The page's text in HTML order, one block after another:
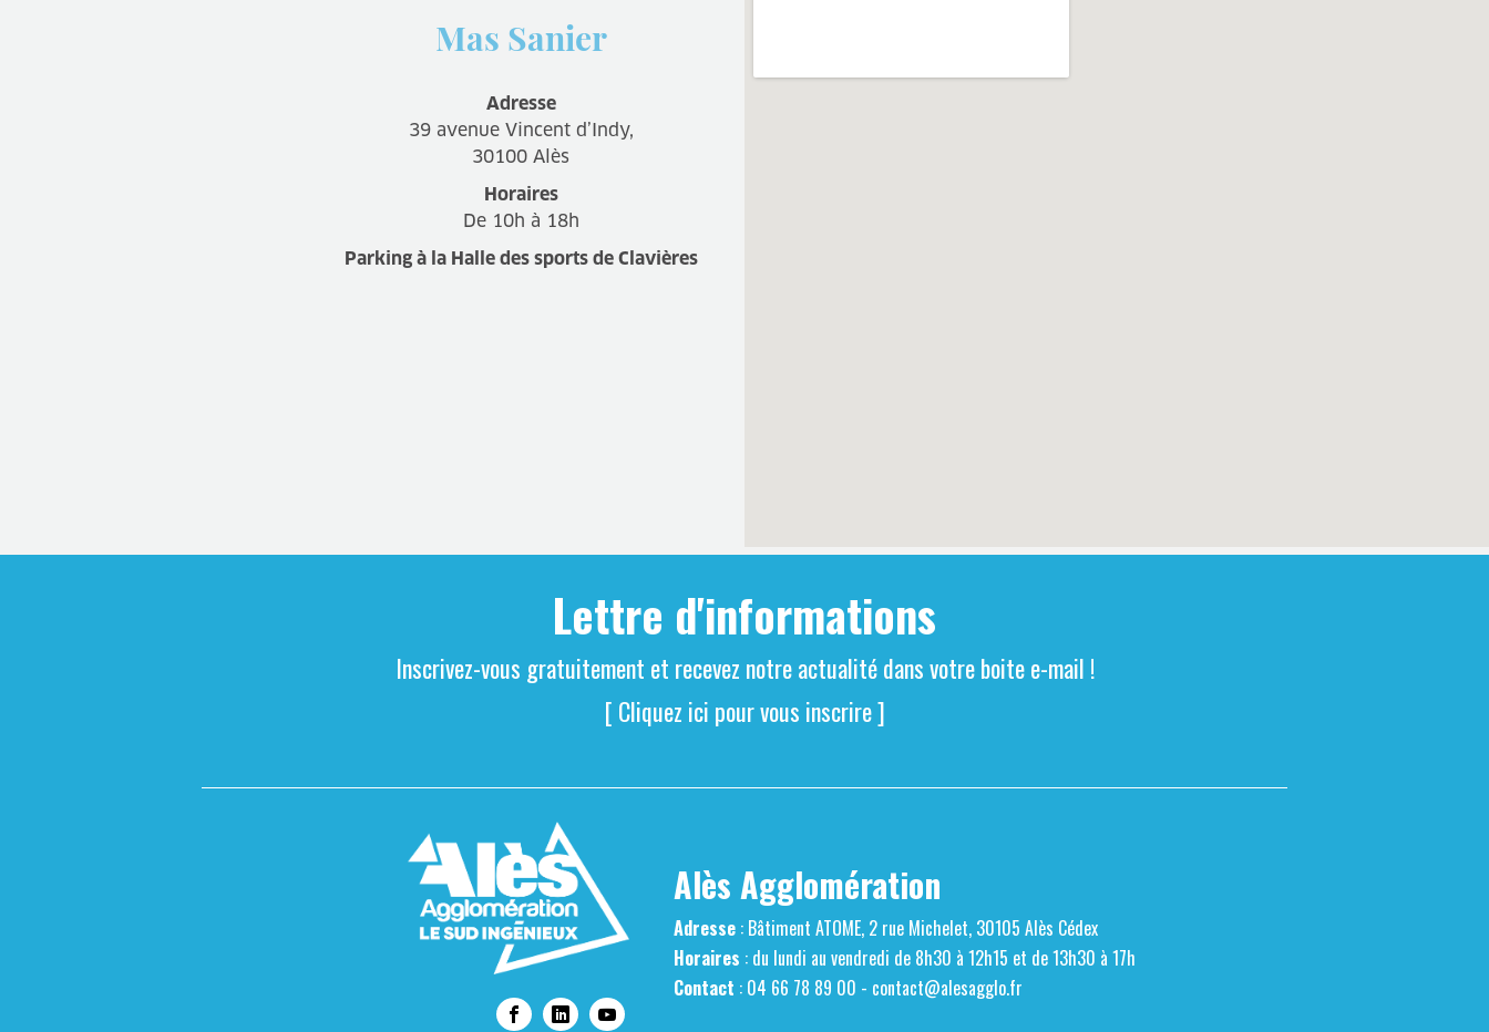
Mas Sanier
Adresse
39 avenue Vincent d’Indy,
30100 Alès
Horaires
De 10h à 18h
Parking à la Halle des sports de Clavières
Lettre d'informations
Inscrivez-vous gratuitement et recevez notre actualité dans votre boite e-mail !
[ Cliquez ici pour vous inscrire ]
Alès Agglomération
Adresse: Bâtiment ATOME, 2 rue Michelet, 30105 Alès Cédex
Horaires : du lundi au vendredi de 8h30 à 12h15 et de 13h30 à 17h
Contact : 04 66 78 89 00 - contact@alesagglo.fr